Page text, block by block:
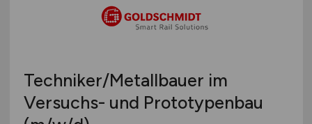
Techniker/Metallbauer im
Versuchs- und Prototypenbau